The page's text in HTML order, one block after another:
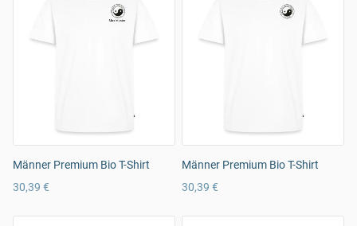
Männer Premium Bio T-Shirt
30,39 €
Männer Premium Bio T-Shirt
30,39 €